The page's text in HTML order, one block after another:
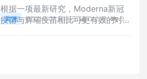
根据一项最新研究，Moderna新冠
疫苗与辉瑞疫苗相比可更有效的对抗
美洲 2021年08月11日 0 点赞
0